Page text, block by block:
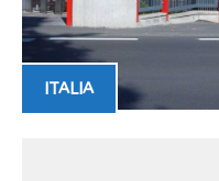
ITALIA